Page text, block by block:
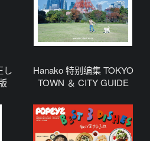
し
Hanako 特别编集 TOKYO
TOWN ＆ CITY GUIDE